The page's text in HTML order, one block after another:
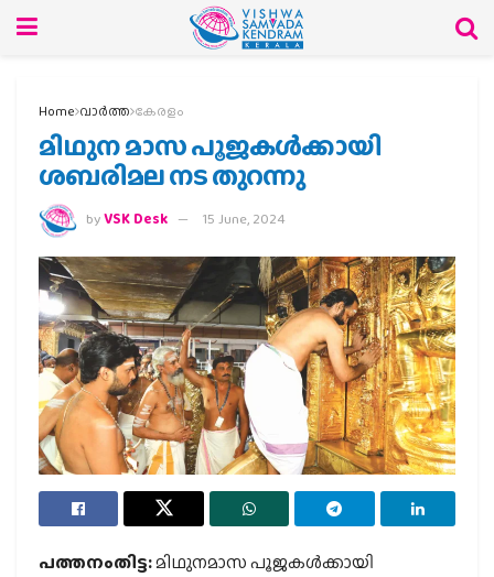
Home വാര്‍ത്ത കേരളം
മിഥുന മാസ പൂജകള്‍ക്കായി
ശബരിമല നട തുറന്നു
byVSK Desk 15 June, 2024
പത്തനംതിട്ട:മിഥുനമാസ പൂജകള്‍ക്കായി